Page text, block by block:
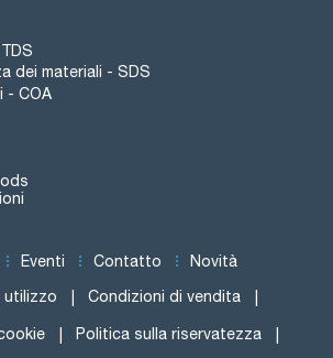
dei materiali - SDS
- COA
Eventi Contatto Novità
utilizzo Condizioni di vendita
Politica sulla riservatezza